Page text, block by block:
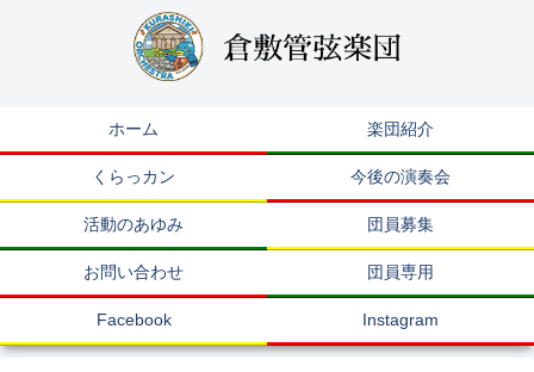
ホーム 楽団紹介
くらっカン 今後の演奏会
活動のあゆみ 団員募集
お問い合わせ 団員専用
Facebook Instagram